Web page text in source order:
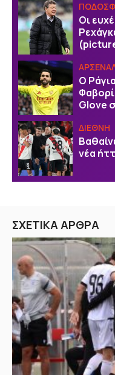
Οι
Ο
Glove
ΔΙΕΘΝΗ
νέα
ΣΧΕΤΙΚΑ ΑΡΘΡΑ